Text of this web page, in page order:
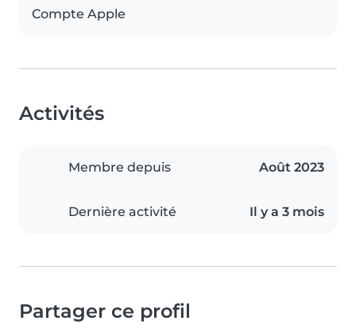
Compte Apple
Activités
Membre depuis Août 2023
Dernière activité Il y a 3 mois
Partager ce profil